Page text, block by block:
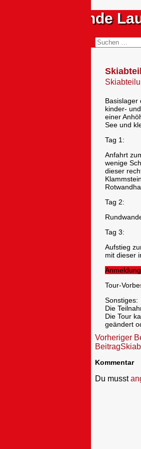
Sportfreunde
Suchen
nach:
Basislager
kinder-
einer
See und
Tag 1:
Anfahrt
wenige
dieser
Tag 2:
Tag 3:
Aufstieg
mit dieser
Tour-
Sonstiges:
Die
Die Tour
geändert
Vorheriger
Beitrag
Kommentar
Du musst